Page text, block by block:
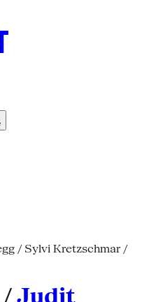
/ Sylvi Kretzschmar /